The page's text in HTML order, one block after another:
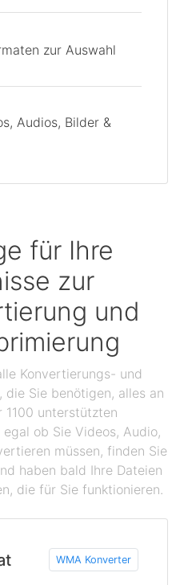
zur Auswahl
Audios, Bilder &
für Ihre
zur
und
Konvertierungs- und
die Sie benötigen, alles an
unterstützten
ob Sie Videos, Audio,
müssen, finden Sie
haben bald Ihre Dateien
die für Sie funktionieren.
WMA Konverter